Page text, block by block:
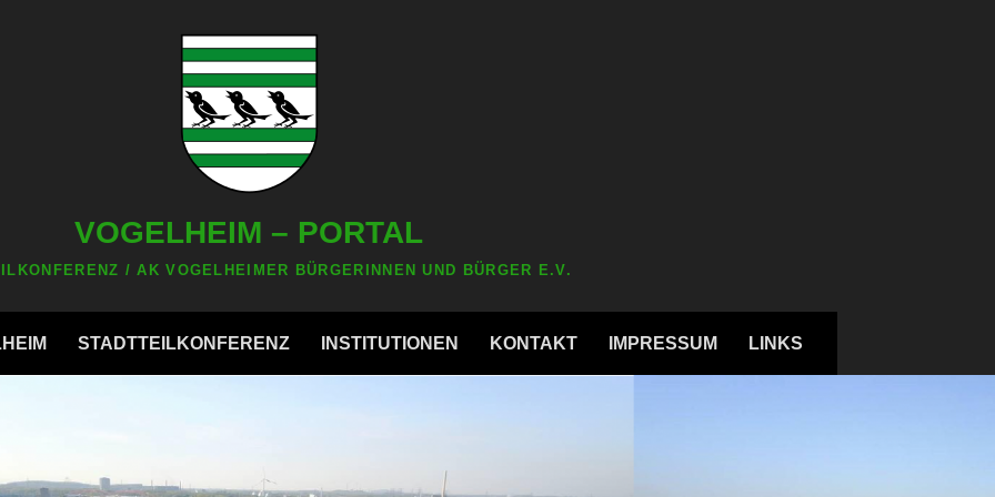
VOGELHEIM – PORTAL
/ AK VOGELHEIMER BÜRGERINNEN UND BÜRGER E.V.
STADTTEILKONFERENZ INSTITUTIONEN KONTAKT IMPRESSUM LINKS